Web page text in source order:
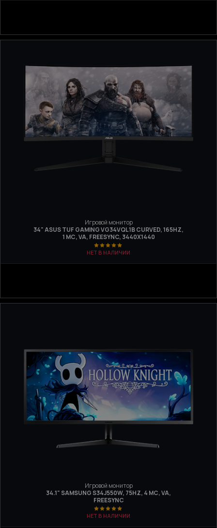
Игровой монитор
34" ASUS TUF GAMING VG34VQL1B CURVED, 165HZ,
1 МС, VA, FREESYNC, 3440Х1440
НЕТ В НАЛИЧИИ
Игровой монитор
34.1" SAMSUNG S34J550W, 75HZ, 4 МС, VA,
FREESYNC
НЕТ В НАЛИЧИИ